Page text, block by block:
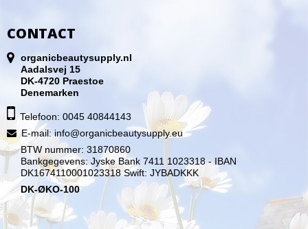
CONTACT
organicbeautysupply.nl
Aadalsvej 15
DK-4720 Praestoe
Denemarken
Telefoon: 0045 40844143
E-mail: info@organicbeautysupply.eu
BTW nummer: 31870860
Bankgegevens: Jyske Bank 7411 1023318 - IBAN
DK1674110001023318 Swift: JYBADKKK
DK-ØKO-100